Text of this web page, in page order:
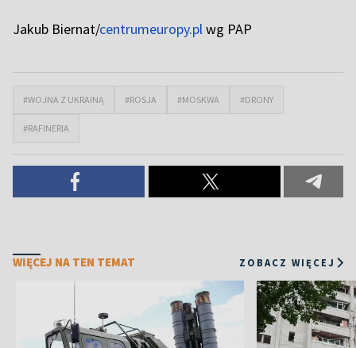
Jakub Biernat/centrumeuropy.plwg PAP
#WOJNA Z UKRAINĄ #ROSJA #MOSKWA #DRONY
#RAFINERIA
WIĘCEJ NA TEN TEMAT ZOBACZ WIĘCEJ